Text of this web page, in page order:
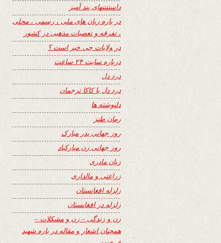
داستنتنهای پند آمیز
در باره زبان های ملی ، رسمی ، محلی
، تفرقه و تعصبات مذهبی در کشور
در ولایات چی خبر است ؟
درباره سایت ۲۴ ساعت
درد دل
درد دل با کاکا ترجمان
دلنوشته ها
رمان طنز
روز جهانی پدر مبارک
روز جهانی زن مبارکباد
زبان مادری
زراعتی و مالداری
زلزله افغانستان
زلزله در افغانستان
زن و زندگی – زن و مشکلات –
همچنان اشعار و مقاله در باره شهید